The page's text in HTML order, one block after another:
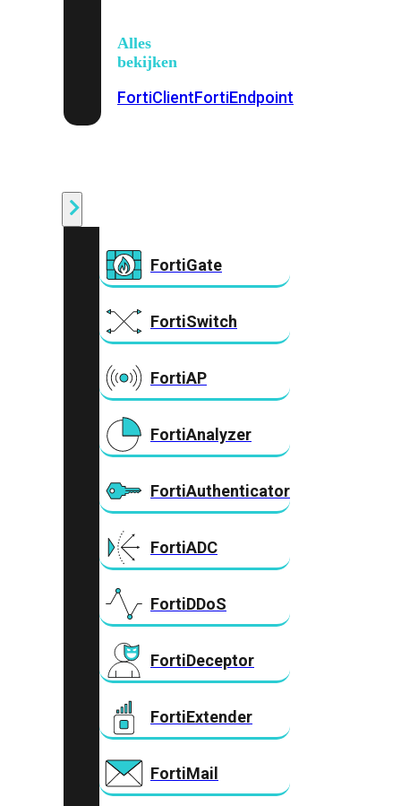
Alles
bekijken
FortiClientFortiEndpoint
FortiGate
FortiSwitch
FortiAP
FortiAnalyzer
FortiAuthenticator
FortiADC
FortiDDoS
FortiDeceptor
FortiExtender
FortiMail